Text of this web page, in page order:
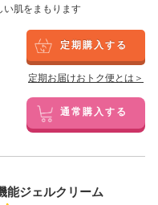
い肌をまもります
定期購入する
定期お届けおトク便とは＞
通常購入する
能ジェルクリーム